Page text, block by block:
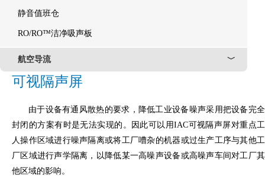
静音值班仓
RO/RO™洁净吸声板
﹀
航空导流
可视隔声屏
由于设备有通风散热的要求，降低工业设备噪声采用把设备完全
封闭的方案有时是无法实现的。因此可以用IAC可视隔声屏对重点工
人操作区域进行噪声隔离或将工厂嘈杂的机器或过生产工序与其他工
厂区域进行声学隔离，以降低某一高噪声设备或高噪声车间对工厂其
他区域的影响。